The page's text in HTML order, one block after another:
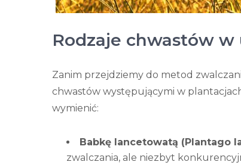
Rodzaje chwastów
Zanim przejdziemy do metod
chwastów występującymi w
wymienić:
Babkę lancetowatą (Plantago
zwalczania, ale niezbyt